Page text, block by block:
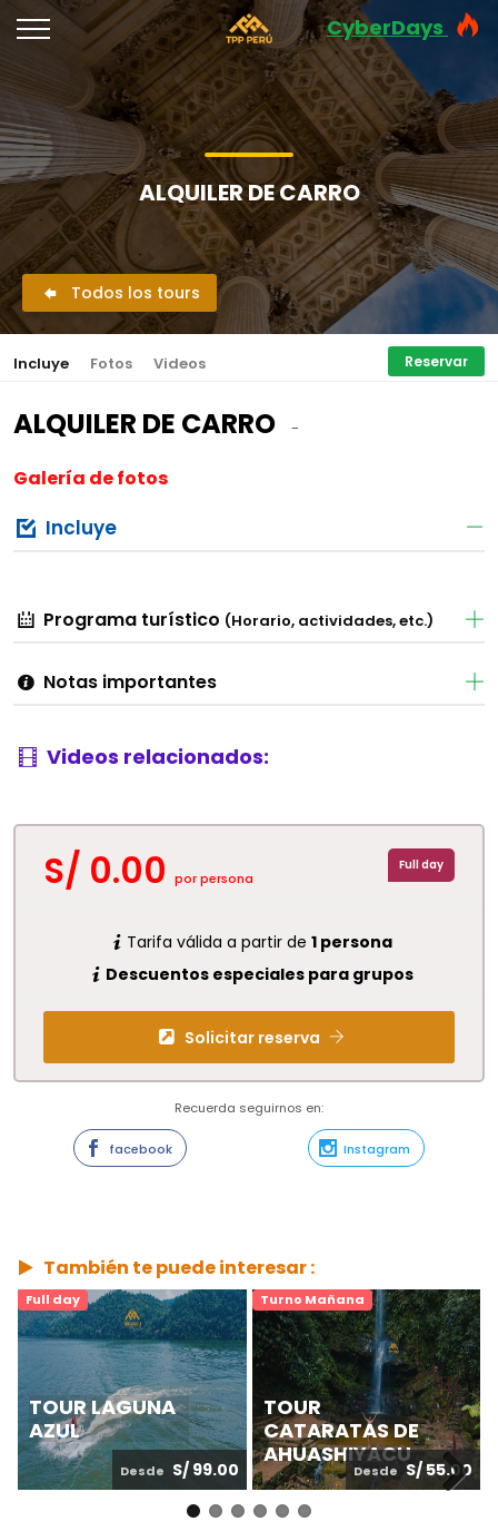
ALQUILER DE CARRO
Todos los tours
Incluye Fotos Videos Reservar
ALQUILER DE CARRO -
Galería de fotos
Incluye
Programa turístico (Horario, actividades, etc.)
Notas importantes
Videos relacionados:
S/ 0.00 por persona
Full day
Tarifa válida a partir de1 persona
Descuentos especiales para grupos
Solicitar reserva
Recuerda seguirnos en:
facebook Instagram
También te puede interesar :
TOUR LAGUNA
AZUL
Desde S/ 99.00
Full day
TOUR
CATARATAS DE
AHUASHIYACU
Desde S/ 55.00
Turno Mañana
CyberDays